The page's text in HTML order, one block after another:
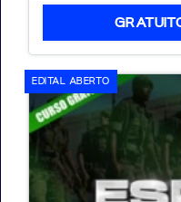
EDITAL ABERTO